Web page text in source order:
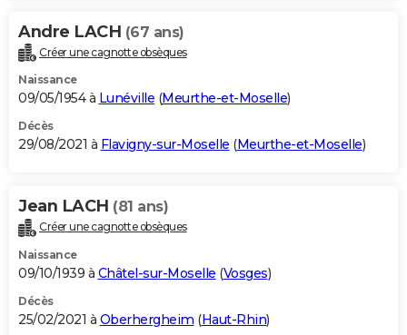
Andre LACH (67 ans)
Créer une cagnotte obsèques
Naissance
09/05/1954 à Lunéville (Meurthe-et-Moselle)
Décès
29/08/2021 à Flavigny-sur-Moselle (Meurthe-et-Moselle)
Jean LACH (81 ans)
Créer une cagnotte obsèques
Naissance
09/10/1939 à Châtel-sur-Moselle (Vosges)
Décès
25/02/2021 à Oberhergheim (Haut-Rhin)